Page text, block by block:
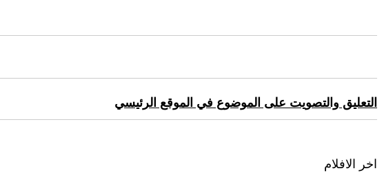
التعليق والتصويت على الموضوع في الموقع الرئيسي
اخر الافلام